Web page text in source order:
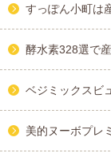
すっぽん小町は
酵水素328選で
ベジミックスビ
美的ヌーボプレ